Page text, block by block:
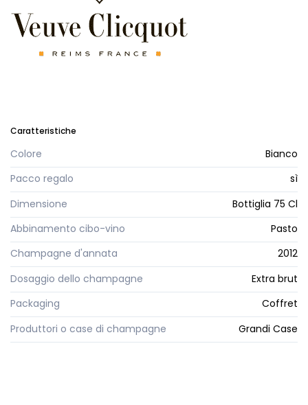
Caratteristiche
Colore
Bianco
Pacco regalo
sì
Dimensione
Bottiglia 75 Cl
Abbinamento cibo-vino
Pasto
Champagne d'annata
2012
Dosaggio dello champagne
Extra brut
Packaging
Coffret
Produttori o case di champagne
Grandi Case